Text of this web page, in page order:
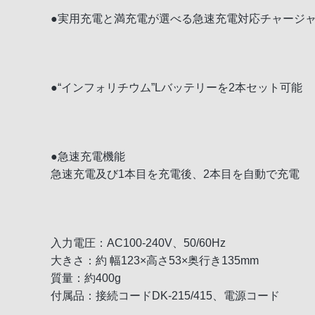
●実用充電と満充電が選べる急速充電対応チャージ
●“インフォリチウム”Lバッテリーを2本セット可能
●急速充電機能
急速充電及び1本目を充電後、2本目を自動で充電
入力電圧：AC100-240V、50/60Hz
大きさ：約 幅123×高さ53×奥行き135mm
質量：約400g
付属品：接続コードDK-215/415、電源コード